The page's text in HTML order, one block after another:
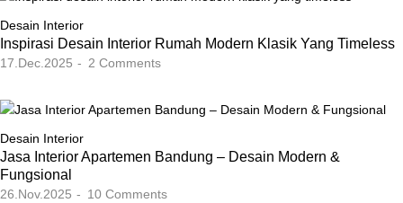
Desain Interior
Inspirasi Desain Interior Rumah Modern Klasik Yang Timeless
17.Dec.2025 2 Comments
Desain Interior
Jasa Interior Apartemen Bandung – Desain Modern &
Fungsional
26.Nov.2025 10 Comments